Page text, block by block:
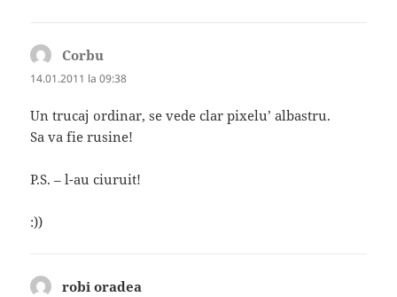
Corbu
14.01.2011 la 09:38
Un trucaj ordinar, se vede clar pixelu’ albastru.
Sa va fie rusine!
P.S. – l-au ciuruit!
:))
robi oradea